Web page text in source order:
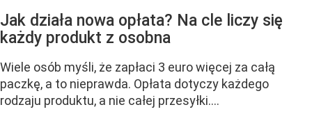
Jak działa nowa opłata? Na cle liczy się
każdy produkt z osobna
Wiele osób myśli, że zapłaci 3 euro więcej za całą
paczkę, a to nieprawda. Opłata dotyczy każdego
rodzaju produktu, a nie całej przesyłki....